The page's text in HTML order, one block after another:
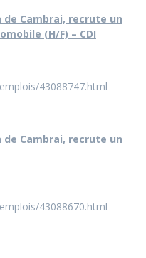
de Cambrai, recrute un
(H/F) – CDI
43088747.html
de Cambrai, recrute un
43088670.html